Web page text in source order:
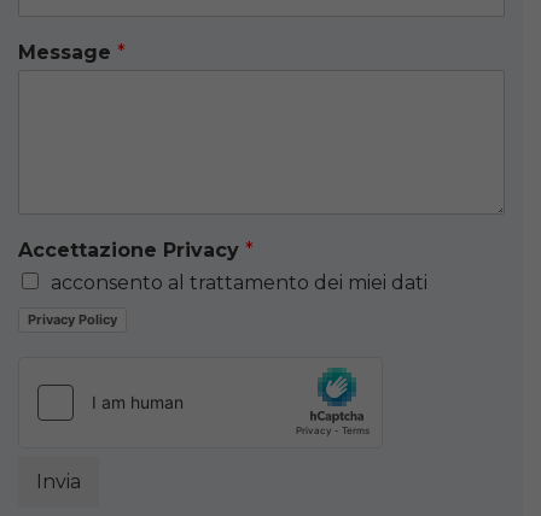
Message *
Accettazione Privacy *
acconsento al trattamento dei miei dati
Privacy Policy
Invia